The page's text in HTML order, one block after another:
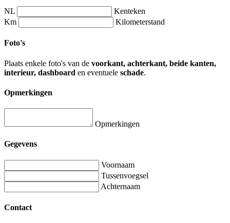
NL
Kenteken
Km
Kilometerstand
Foto's
Plaats enkele foto's van de voorkant, achterkant, beide kanten,
interieur, dashboard en eventuele schade.
Opmerkingen
Opmerkingen
Gegevens
Voornaam
Tussenvoegsel
Achternaam
Contact